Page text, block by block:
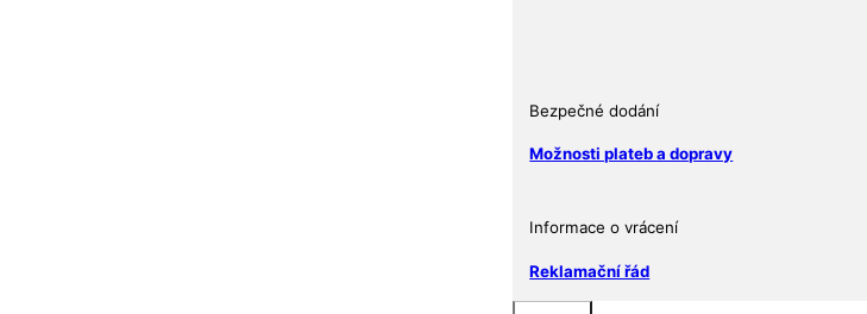
Bezpečné dodání
Možnosti plateb a dopravy
Informace o vrácení
Reklamační řád